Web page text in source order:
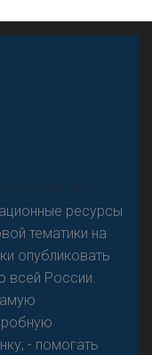
не
компаний,
ресурсы
тематики на
опубликовать
всей России.
- помогать